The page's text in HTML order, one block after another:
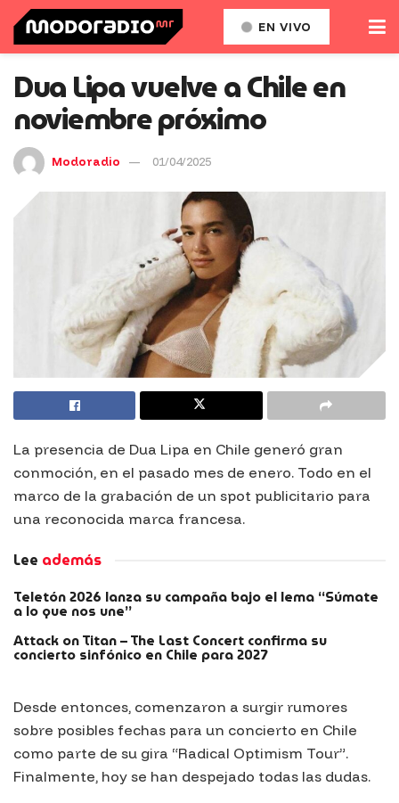
EN VIVO
Dua Lipa vuelve a Chile en
noviembre próximo
Modoradio 01/04/2025
La presencia de Dua Lipa en Chile generó gran
conmoción, en el pasado mes de enero. Todo en el
marco de la grabación de un spot publicitario para
una reconocida marca francesa.
Lee además
Teletón 2026 lanza su campaña bajo el lema “Súmate
a lo que nos une”
Attack on Titan – The Last Concert confirma su
concierto sinfónico en Chile para 2027
Desde entonces, comenzaron a surgir rumores
sobre posibles fechas para un concierto en Chile
como parte de su gira “Radical Optimism Tour”.
Finalmente, hoy se han despejado todas las dudas.